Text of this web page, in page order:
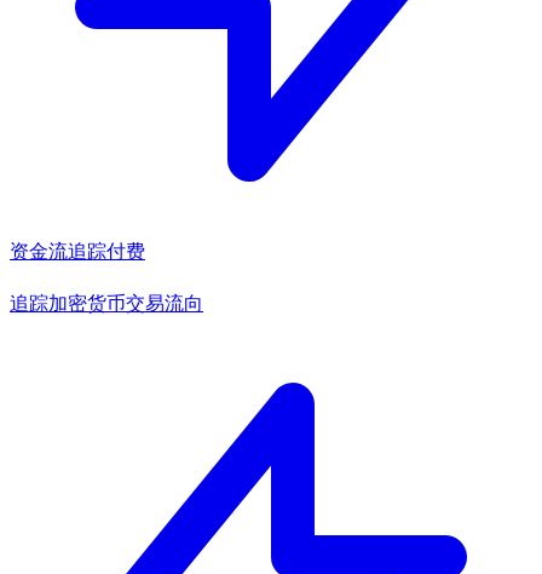
资金流追踪付费
追踪加密货币交易流向